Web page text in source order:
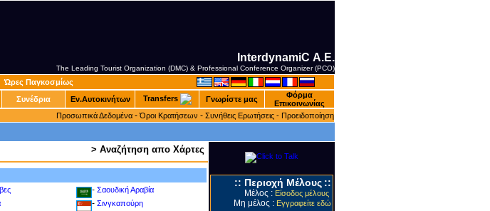
InterdynamiC Α.Ε.
The Leading Tourist Organization (DMC) & Professional Conference Organizer (PCO)
Ώρες Παγκοσμίως
Συνέδρια Εν.Αυτοκινήτων Transfers Γνωρίστε μας
Φόρμα
Επικοινωνίας
Προσωπικά Δεδομένα -Όροι Κρατήσεων - Συνήθεις Ερωτήσεις - Προειδοποίηση
> Αναζήτηση απο Χάρτες
- Σαουδική Αραβία
- Σινγκαπούρη
:: Περιοχή Μέλους ::
Μέλος : Είσοδος μέλους
Μη μέλος : Εγγραφείτε εδώ